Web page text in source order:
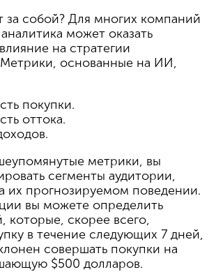
за собой? Для многих компаний
может оказать
на стратегии
Метрики, основанные на ИИ,
покупки.
оттока.
метрики, вы
сегменты аудитории,
их прогнозируемом поведении.
вы можете определить
которые, скорее всего,
в течение следующих 7 дней,
совершать покупки на
$500 долларов.